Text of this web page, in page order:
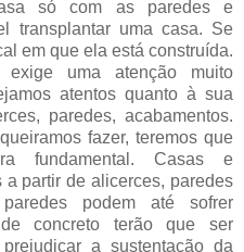
só com as paredes e
transplantar uma casa. Se
em que ela está construída.
exige uma atenção muito
atentos quanto à sua
paredes, acabamentos.
fazer, teremos que
fundamental. Casas e
partir de alicerces, paredes
podem até sofrer
concreto terão que ser
a sustentação da